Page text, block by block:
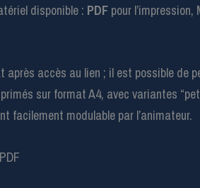
disponible : PDF pour
accès au lien ; il est possible de
sur format A4, avec variantes
facilement modulable par l’animateur.